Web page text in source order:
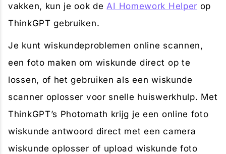
vakken, kun je ook deAI Homework Helper op
ThinkGPT gebruiken.
Je kunt wiskundeproblemen online scannen,
een foto maken om wiskunde direct op te
lossen, of het gebruiken als een wiskunde
scanner oplosser voor snelle huiswerkhulp. Met
ThinkGPT’s Photomath krijg je een online foto
wiskunde antwoord direct met een camera
wiskunde oplosser of upload wiskunde foto